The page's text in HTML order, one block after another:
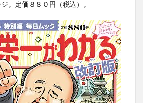
。定価８８０円（税込）。